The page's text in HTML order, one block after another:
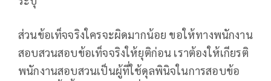
ส่วนข้อเท็จจริงใครจะผิดมากน้อย ขอให้ทางพนักงาน
สอบสวนสอบข้อเท็จจริงให้ยุติก่อน เราต้องให้เกียรติ
พนักงานสอบสวนเป็นผู้ที่ใช้ดุลพินิจในการสอบข้อ